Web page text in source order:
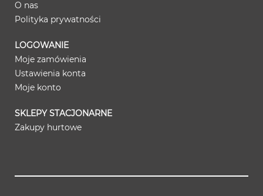
O nas
Polityka prywatności
LOGOWANIE
Moje zamówienia
Ustawienia konta
Moje konto
SKLEPY STACJONARNE
Zakupy hurtowe